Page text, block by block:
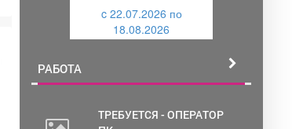
c 22.07.2026 по
18.08.2026
РАБОТА
ТРЕБУЕТСЯ - ОПЕРАТОР